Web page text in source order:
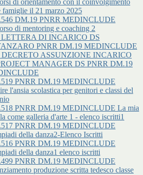
di orientamento con il coinvolgimento
famiglie il 21 marzo 2025
DM.19 PNRR MEDINCLUDE
di mentoring e coaching 2
LETTERA DI INCARICO DS
PNRR DM.19 MEDINCLUDE
DECRETO ASSUNZIONE INCARICO
MANAGER DS PNRR DM.19
PNRR DM.19 MEDINCLUDE
l'ansia scolastica per genitori e classi del
PNRR DM.19 MEDINCLUDE La mia
come galleria d'arte 1 - elenco iscritti1
PNRR DM.19 MEDINCLUDE
della danza2-Elenco Iscritti
PNRR DM.19 MEDINCLUDE
della danza1 elenco iscritti
PNRR DM.19 MEDINCLUDE
produzione scritta tedesco classe